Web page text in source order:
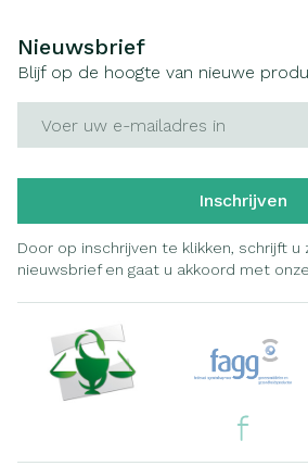
Nieuwsbrief
Blijf op de hoogte van nieuwe
Inschrijven
Door op inschrijven te klikken, schrijft u
nieuwsbrief en gaat u akkoord met onze